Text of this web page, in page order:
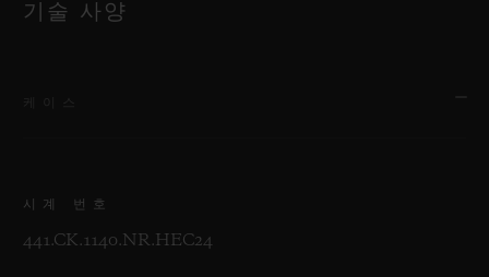
기술 사양
시계 번호
441.CK.1140.NR.HEC24